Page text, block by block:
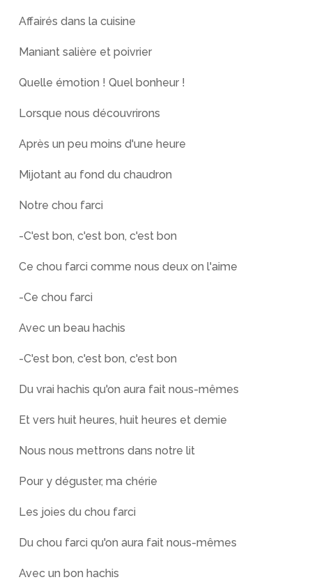
Affairés dans la cuisine
Maniant salière et poivrier
Quelle émotion ! Quel bonheur !
Lorsque nous découvrirons
Après un peu moins d'une heure
Mijotant au fond du chaudron
Notre chou farci
-C'est bon, c'est bon, c'est bon
Ce chou farci comme nous deux on l'aime
-Ce chou farci
Avec un beau hachis
-C'est bon, c'est bon, c'est bon
Du vrai hachis qu'on aura fait nous-mêmes
Et vers huit heures, huit heures et demie
Nous nous mettrons dans notre lit
Pour y déguster, ma chérie
Les joies du chou farci
Du chou farci qu'on aura fait nous-mêmes
Avec un bon hachis